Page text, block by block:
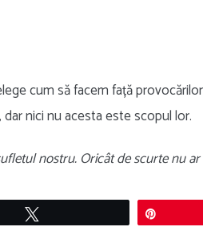
cum să facem față
nici nu acesta este scopul lor.
nostru. Oricât de scurte nu